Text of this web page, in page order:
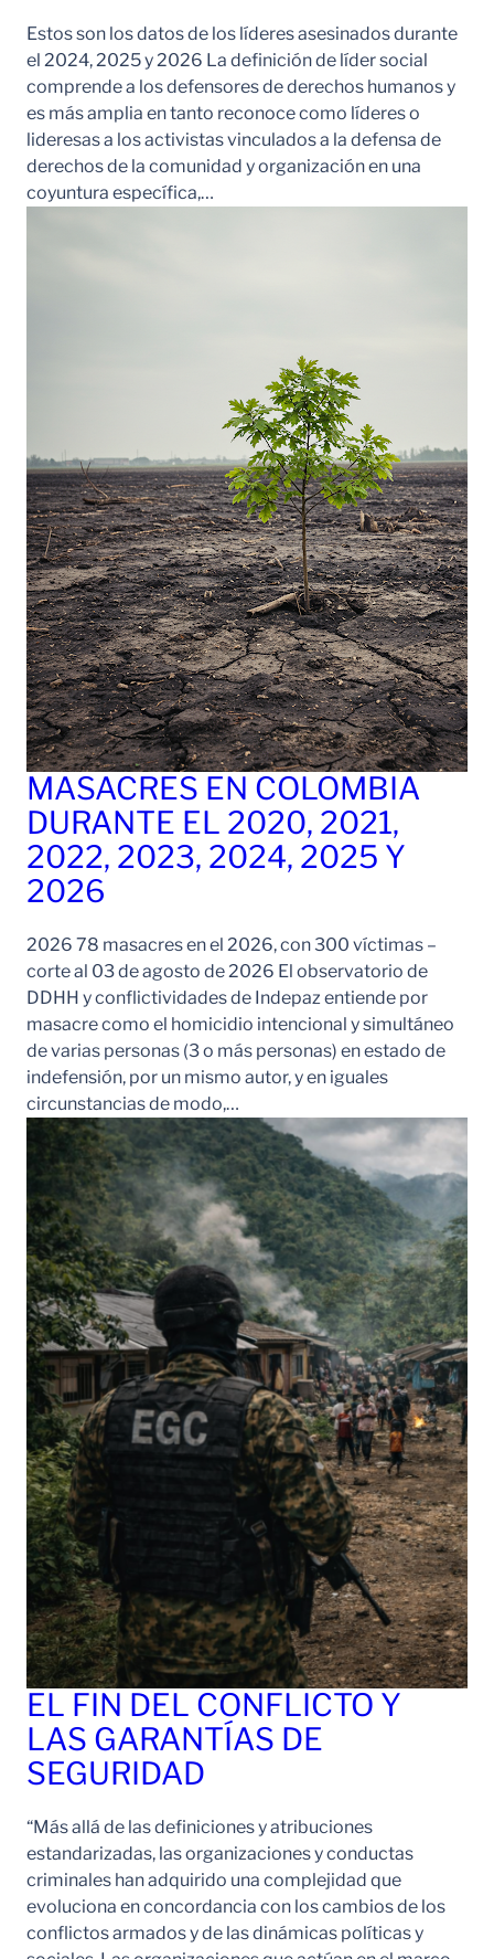
Estos son los datos de los líderes asesinados durante
el 2024, 2025 y 2026 La definición de líder social
comprende a los defensores de derechos humanos y
es más amplia en tanto reconoce como líderes o
lideresas a los activistas vinculados a la defensa de
derechos de la comunidad y organización en una
coyuntura específica,…
MASACRES EN COLOMBIA
DURANTE EL 2020, 2021,
2022, 2023, 2024, 2025 Y
2026
2026 78 masacres en el 2026, con 300 víctimas –
corte al 03 de agosto de 2026 El observatorio de
DDHH y conflictividades de Indepaz entiende por
masacre como el homicidio intencional y simultáneo
de varias personas (3 o más personas) en estado de
indefensión, por un mismo autor, y en iguales
circunstancias de modo,…
EL FIN DEL CONFLICTO Y
LAS GARANTÍAS DE
SEGURIDAD
“Más allá de las definiciones y atribuciones
estandarizadas, las organizaciones y conductas
criminales han adquirido una complejidad que
evoluciona en concordancia con los cambios de los
conflictos armados y de las dinámicas políticas y